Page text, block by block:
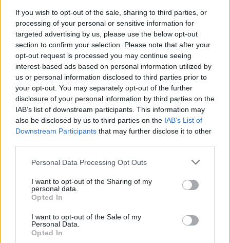
If you wish to opt-out of the sale, sharing to third parties, or
processing of your personal or sensitive information for
targeted advertising by us, please use the below opt-out
section to confirm your selection. Please note that after your
opt-out request is processed you may continue seeing
interest-based ads based on personal information utilized by
us or personal information disclosed to third parties prior to
your opt-out. You may separately opt-out of the further
disclosure of your personal information by third parties on the
IAB’s list of downstream participants. This information may
also be disclosed by us to third parties on the IAB’s List of
Downstream Participants that may further disclose it to other
Please note that this website/app uses one or more Google
not limited to your visit or usage behaviour. You may click to
grant or deny consent to Google and its third-party tags to
use your data for below specified purposes in below Google
consent section.
Personal Data Processing Opt Outs
I want to opt-out of the Sharing of my
personal data.
Opted In
I want to opt-out of the Sale of my
Personal Data.
Opted In
Vuoi rimuovere le pubblicità nazionali?
Puoi abbonarti asoli € 1,10 al mese
cliccandoqui
Sei già abbonato?
Puoi effettuare l'accesso andando nella
sezioneLogindal menù del sito o
cliccandoqui
TEMI:
Corso Di Laurea Olbia
Infermieristica Olbia
Mater Olbia
Notizie Olbia
Olbia Notizie
Università Olbia
Notizie in tempo reale?